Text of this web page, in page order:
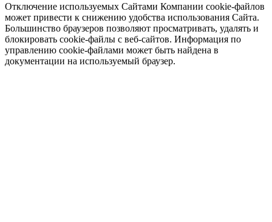
Отключение используемых Сайтами Компании cookie-файлов
может привести к снижению удобства использования Сайта.
Большинство браузеров позволяют просматривать, удалять и
блокировать cookie-файлы c веб-сайтов. Информация по
управлению cookie-файлами может быть найдена в
документации на используемый браузер.